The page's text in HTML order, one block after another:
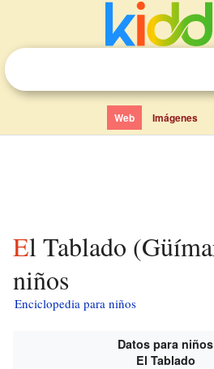
Web Imágenes
El Tablado (Güímar) para
niños
Enciclopedia para niños
Datos para niños
El Tablado